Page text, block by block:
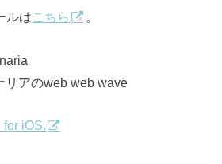
ルはこちら 。
リアのweb web wave
for iOS.